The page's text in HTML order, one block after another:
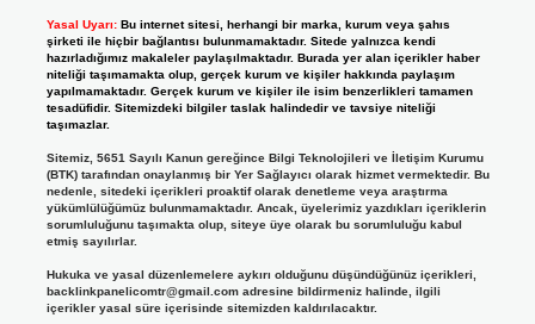
Yasal Uyarı: Bu internet sitesi, herhangi bir marka, kurum veya şahıs
şirketi ile hiçbir bağlantısı bulunmamaktadır. Sitede yalnızca kendi
hazırladığımız makaleler paylaşılmaktadır. Burada yer alan içerikler haber
niteliği taşımamakta olup, gerçek kurum ve kişiler hakkında paylaşım
yapılmamaktadır. Gerçek kurum ve kişiler ile isim benzerlikleri tamamen
tesadüfidir. Sitemizdeki bilgiler taslak halindedir ve tavsiye niteliği
taşımazlar.
Sitemiz, 5651 Sayılı Kanun gereğince Bilgi Teknolojileri ve İletişim Kurumu
(BTK) tarafından onaylanmış bir Yer Sağlayıcı olarak hizmet vermektedir. Bu
nedenle, sitedeki içerikleri proaktif olarak denetleme veya araştırma
yükümlülüğümüz bulunmamaktadır. Ancak, üyelerimiz yazdıkları içeriklerin
sorumluluğunu taşımakta olup, siteye üye olarak bu sorumluluğu kabul
etmiş sayılırlar.
Hukuka ve yasal düzenlemelere aykırı olduğunu düşündüğünüz içerikleri,
backlinkpanelicomtr@gmail.comadresine bildirmeniz halinde, ilgili
içerikler yasal süre içerisinde sitemizden kaldırılacaktır.